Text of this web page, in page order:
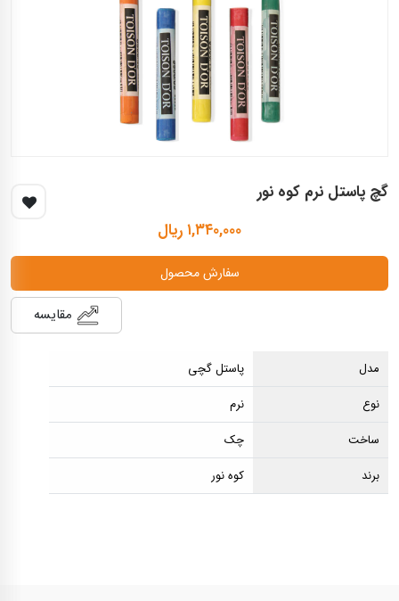
گچ پاستل نرم کوه نور
۱,۳۴۰,۰۰۰ ریال
سفارش محصول
مقایسه
مدل
پاستل گچی
نوع
نرم
ساخت
چک
برند
کوه نور